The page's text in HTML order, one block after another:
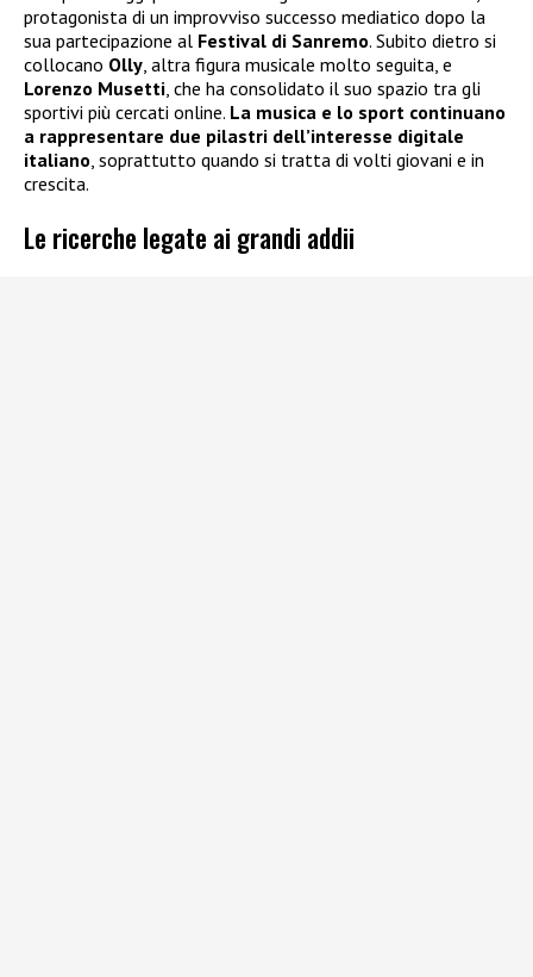
protagonista di un improvviso successo mediatico dopo la
sua partecipazione al Festival di Sanremo. Subito dietro si
collocano Olly , altra figura musicale molto seguita, e
Lorenzo Musetti , che ha consolidato il suo spazio tra gli
sportivi più cercati online. La musica e lo sport continuano
a rappresentare due pilastri dell’interesse digitale
italiano , soprattutto quando si tratta di volti giovani e in
crescita.
Le ricerche legate ai grandi addii